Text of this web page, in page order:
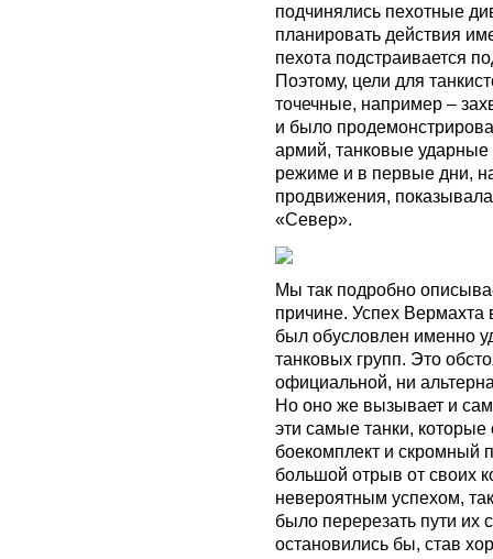
подчинялись пехотные
планировать действия
пехота подстраивается
Поэтому, цели для
точечные, например –
и было
армий, танковые
режиме и в первые дни,
продвижения,
«Север».
Мы так подробно
причине. Успех
был обусловлен именно
танковых групп. Это
официальной, ни
Но оно же вызывает и
эти самые танки,
боекомплект и скромный
большой отрыв от своих
невероятным успехом,
было перерезать пути их
остановились бы, став